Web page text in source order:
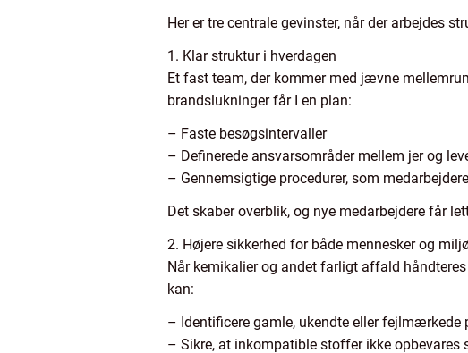
Her er tre centrale gevinster, når der arbejdes
1. Klar struktur i hverdagen
Et fast team, der kommer med jævne
brandslukninger får I en plan:
– Faste besøgsintervaller
– Definerede ansvarsområder mellem jer og
– Gennemsigtige procedurer, som
Det skaber overblik, og nye medarbejdere får
2. Højere sikkerhed for både mennesker og
Når kemikalier og andet farligt affald
kan:
– Identificere gamle, ukendte eller fejlmærkede
– Sikre, at inkompatible stoffer ikke opbevares